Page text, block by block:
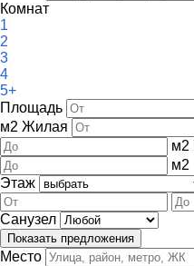
Комнат
1
2
3
4
5+
Площадь
м2 Жилая
м2
м2
Этаж
Санузел
Место